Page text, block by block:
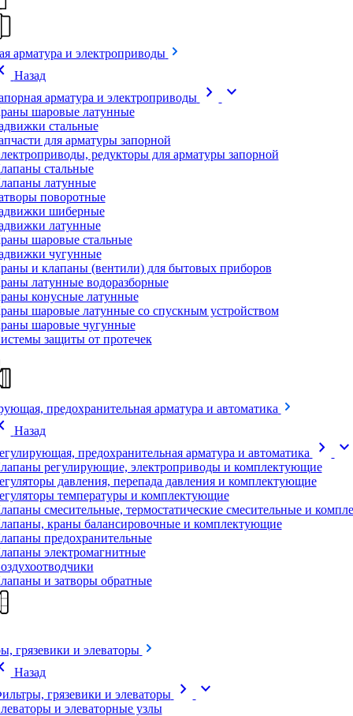
арматура и электроприводы
Назад
арматура и электроприводы
chevron_right expand_more
шаровые латунные
стальные
для арматуры запорной
редукторы для арматуры запорной
стальные
латунные
поворотные
шиберные
латунные
шаровые стальные
чугунные
и клапаны (вентили) для бытовых приборов
латунные водоразборные
конусные латунные
шаровые латунные со спускным устройством
шаровые чугунные
защиты от протечек
предохранительная арматура и автоматика
Назад
предохранительная арматура и автоматика
chevron_right expand_more
регулирующие, электроприводы и комплектующие
давления, перепада давления и комплектующие
температуры и комплектующие
смесительные, термостатические смесительные и
краны балансировочные и комплектующие
предохранительные
электромагнитные
и затворы обратные
грязевики и элеваторы
Назад
грязевики и элеваторы
chevron_right expand_more
и элеваторные узлы